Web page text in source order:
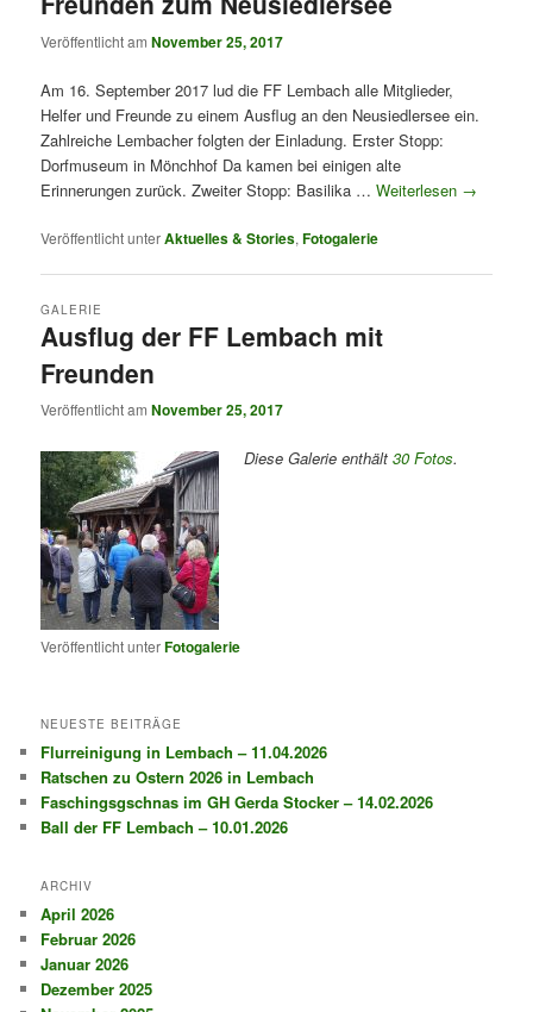
Veröffentlicht amNovember 25, 2017
Am 16. September 2017 lud die FF Lembach alle Mitglieder,
Helfer und Freunde zu einem Ausflug an den Neusiedlersee ein.
Zahlreiche Lembacher folgten der Einladung. Erster Stopp:
Dorfmuseum in Mönchhof Da kamen bei einigen alte
Erinnerungen zurück. Zweiter Stopp: Basilika …Weiterlesen →
Veröffentlicht unterAktuelles & Stories,Fotogalerie
Ausflug der FF Lembach mit
Freunden
GALERIE
Veröffentlicht amNovember 25, 2017
Diese Galerie enthält30 Fotos.
Veröffentlicht unterFotogalerie
NEUESTE BEITRÄGE
Flurreinigung in Lembach – 11.04.2026
Ratschen zu Ostern 2026 in Lembach
Faschingsgschnas im GH Gerda Stocker – 14.02.2026
Ball der FF Lembach – 10.01.2026
ARCHIV
April 2026
Februar 2026
Januar 2026
Dezember 2025